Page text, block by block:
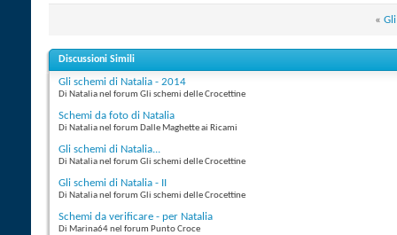
«
Discussioni Simili
Gli schemi di Natalia - 2014
Di Natalia nel forum Gli schemi delle Crocettine
Schemi da foto di Natalia
Di Natalia nel forum Dalle Maghette ai Ricami
Gli schemi di Natalia...
Di Natalia nel forum Gli schemi delle Crocettine
Gli schemi di Natalia - II
Di Natalia nel forum Gli schemi delle Crocettine
Schemi da verificare - per Natalia
Di Marina64 nel forum Punto Croce